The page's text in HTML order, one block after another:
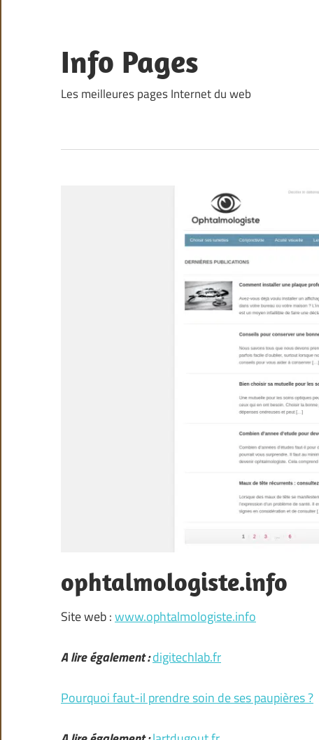
content
Info Pages
Les meilleures pages Internet du web
ophtalmologiste.info
Site web :www.ophtalmologiste.info
A lire également :digitechlab.fr
Pourquoi faut-il prendre soin de ses paupières ?